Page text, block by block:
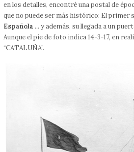
en los detalles, encontré una postal de
que no puede ser más histórico: El primer
Española ... y además, su llegada a un
Aunque el pie de foto indica 14-3-17, en
“CATALUÑA”.